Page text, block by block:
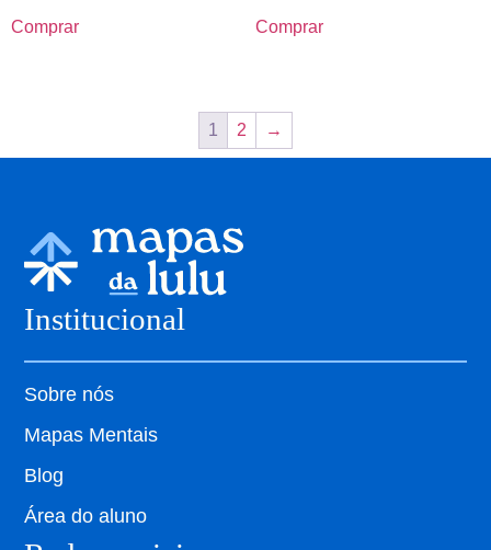
Comprar Comprar
1 2 →
Institucional
Sobre nós
Mapas Mentais
Blog
Área do aluno